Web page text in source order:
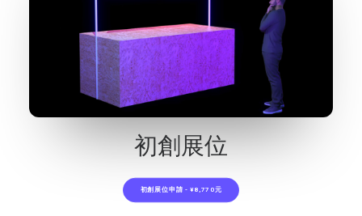
初創展位
初創展位申請 - ¥8,770元